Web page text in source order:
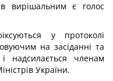
вирішальним є голос
у протоколі
на засіданні та
і надсилається членам
України.